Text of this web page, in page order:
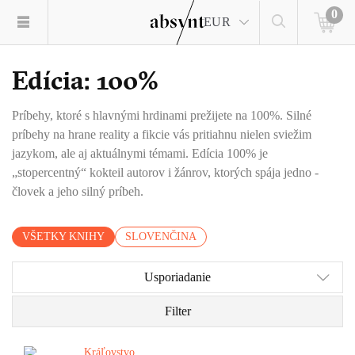
EUR
0
Edícia: 100%
Príbehy, ktoré s hlavnými hrdinami prežijete na 100%. Silné
príbehy na hrane reality a fikcie vás pritiahnu nielen sviežim
jazykom, ale aj aktuálnymi témami. Edícia 100% je
„stopercentný“ kokteil autorov i žánrov, ktorých spája jedno -
človek a jeho silný príbeh.
VŠETKY KNIHY SLOVENČINA
Usporiadanie
Filter